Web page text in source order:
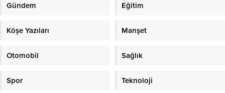
Gündem Eğitim
Köşe Yazıları Manşet
Otomobil Sağlık
Spor Teknoloji